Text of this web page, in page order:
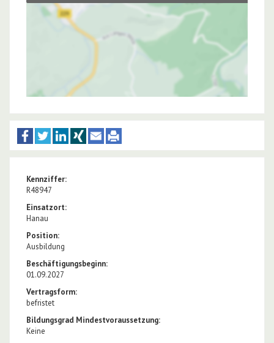
Kennziffer:
R48947
Einsatzort:
Hanau
Position:
Ausbildung
Beschäftigungsbeginn:
01.09.2027
Vertragsform:
befristet
Bildungsgrad Mindestvoraussetzung:
Keine